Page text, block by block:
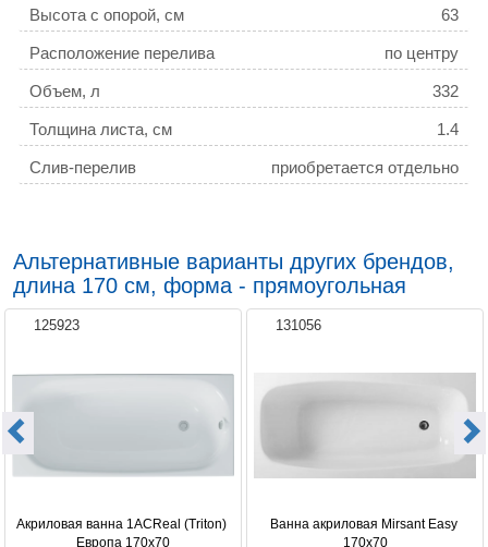
Высота с опорой, см 63
Расположение перелива по центру
Объем, л 332
Толщина листа, см 1.4
Слив-перелив приобретается отдельно
Альтернативные варианты других брендов,
длина 170 см, форма - прямоугольная
125923
Акриловая ванна 1ACReal (Triton)
Европа 170x70
131056
Ванна акриловая Mirsant Easy
170х70